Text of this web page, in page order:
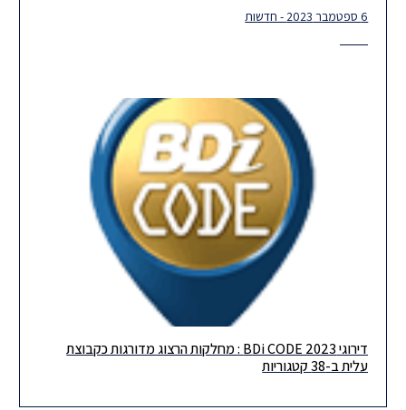
6 ספטמבר 2023 - חדשות
גאים לשתף שהרצוג הגיעה למספר מרשים של 38 דירוגים בקבוצת
דירוגי BDi CODE 2023 : מחלקות הרצוג מדורגות כקבוצת
עלית ב-38 קטגוריות